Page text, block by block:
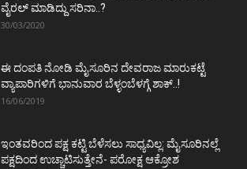
ವೈರಲ್ ಮಾಡಿದ್ದು ಸರಿನಾ..?
30/03/2020
ಈ ದಂಪತಿ ನೋಡಿ ಮೈಸೂರಿನ ದೇವರಾಜ ಮಾರುಕಟ್ಟೆ
ವ್ಯಾಪಾರಿಗಳಿಗೆ ಭಾನುವಾರ ಬೆಳ್ಳಂಬೆಳಗ್ಗೆ ಶಾಕ್..!
16/06/2019
ಇಂತವರಿಂದ ಪಕ್ಷ ಕಟ್ಟಿ ಬೆಳೆಸಲು ಸಾಧ್ಯವಿಲ್ಲ: ಮೈಸೂರಿನಲ್ಲೆ
ಪಕ್ಷದಿಂದ ಉಚ್ಚಾಟಿಸುತ್ತೇನೆ- ಪರೋಕ್ಷ ಆಕ್ರೋಶ